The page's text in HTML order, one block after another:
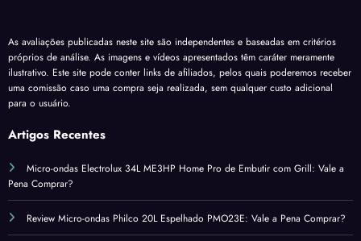
As avaliações publicadas neste site são independentes e baseadas em critérios
próprios de análise. As imagens e vídeos apresentados têm caráter meramente
ilustrativo. Este site pode conter links de afiliados, pelos quais poderemos receber
uma comissão caso uma compra seja realizada, sem qualquer custo adicional
para o usuário.
Artigos Recentes
Micro-ondas Electrolux 34L ME3HP Home Pro de Embutir com Grill: Vale a
Pena Comprar?
Review Micro-ondas Philco 20L Espelhado PMO23E: Vale a Pena Comprar?